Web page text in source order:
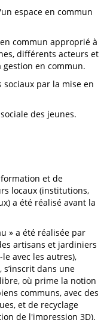
espace en commun
commun approprié à
différents acteurs et
en commun.
sociaux par la mise en
des jeunes.
et de
locaux (institutions,
a été réalisé avant la
» a été réalisée par
artisans et jardiniers
avec les autres),
dans une
où prime la notion
communs, avec des
et de recyclage
de l'impression 3D).